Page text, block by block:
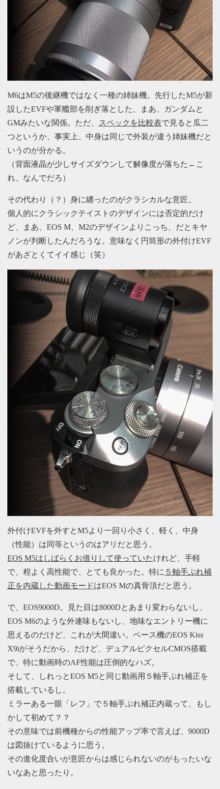
M6はM5の後継機ではなく一種の姉妹機。先行したM5が新
設したEVFや軍艦部を削ぎ落とした、まあ、ガンダムと
GMみたいな関係。ただ、
スペックを比較表で見ると瓜二
つというか、事実上、中身は同じで外装が違う姉妹機だと
いうのが分かる。
（背面液晶が少しサイズダウンして解像度が落ちた←こ
れ、なんでだろ）
その代わり（？）身に纏ったのがクラシカルな意匠。
個人的にクラシックテイストのデザインには否定的だけ
ど、まあ、EOS M、M2のデザインよりこっち、だとキヤ
ノンが判断したんだろうな。意味なく円筒形の外付けEVF
があざとくてイイ感じ（笑）
外付けEVFを外すとM5より一回り小さく、軽く、中身
（性能）は同等というのはアリだと思う。
EOS M5はしばらくお借りして使っていたけれど、手軽
で、程よく高性能で、とても良かった。特に ５軸手ぶれ補
正を内蔵した動画モードはEOS Mの真骨頂だと思う。
で、EOS9000D。見た目は8000Dとあまり変わらないし、
EOS M6のような外連味もないし、地味なエントリー機に
思えるのだけど、これが大間違い。ベース機のEOS Kiss
X9iがそうだから、だけど、デュアルピクセルCMOS搭載
で、特に動画時のAF性能は圧倒的なハズ。
そして、しれっとEOS M5と同じ動画用５軸手ぶれ補正を
搭載しているし。
ミラーある一眼「レフ」で５軸手ぶれ補正内蔵って、もし
かして初めて？？
その意味では前機種からの性能アップ率で言えば、9000D
は図抜けているように思う。
その進化度合いが意匠からは感じられないのがもったいな
いなあと思ったり。